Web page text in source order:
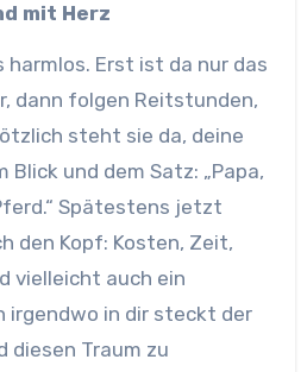
mit Herz
Erst ist da nur das
dann folgen Reitstunden,
steht sie da, deine
und dem Satz: „Papa,
Spätestens jetzt
den Kopf: Kosten, Zeit,
vielleicht auch ein
irgendwo in dir steckt der
diesen Traum zu